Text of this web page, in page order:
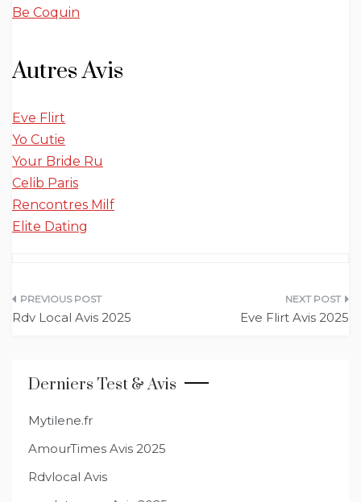
Be Coquin
Autres Avis
Eve Flirt
Yo Cutie
Your Bride Ru
Celib Paris
Rencontres Milf
Elite Dating
Navigation
Rdv Local Avis 2025 Eve Flirt Avis 2025
Derniers Test & Avis
Mytilene.fr
AmourTimes Avis 2025
Rdvlocal Avis